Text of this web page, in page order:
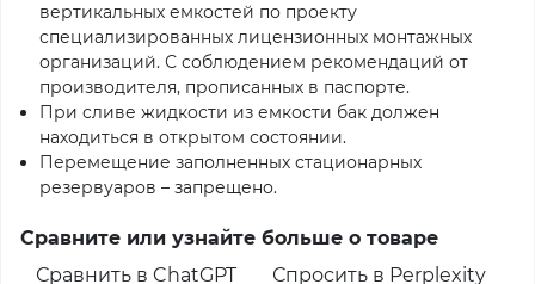
вертикальных емкостей по проекту
специализированных лицензионных монтажных
организаций. С соблюдением рекомендаций от
производителя, прописанных в паспорте.
При сливе жидкости из емкости бак должен
находиться в открытом состоянии.
Перемещение заполненных стационарных
резервуаров – запрещено.
Сравните или узнайте больше о товаре
Сравнить в ChatGPT
Спросить в Perplexity